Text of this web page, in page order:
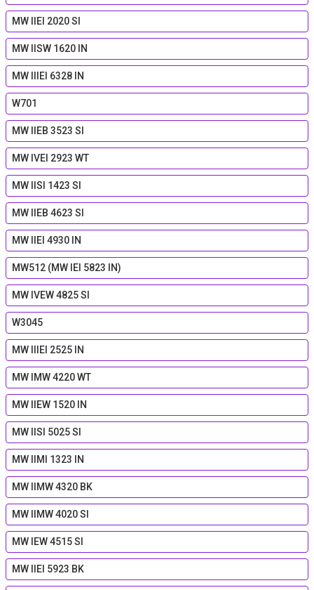
MW IIEI 2020 SI
MW IISW 1620 IN
MW IIIEI 6328 IN
W701
MW IIEB 3523 SI
MW IVEI 2923 WT
MW IISI 1423 SI
MW IIEB 4623 SI
MW IIEI 4930 IN
MW512 (MW IEI 5823 IN)
MW IVEW 4825 SI
W3045
MW IIIEI 2525 IN
MW IMW 4220 WT
MW IIEW 1520 IN
MW IISI 5025 SI
MW IIMI 1323 IN
MW IIMW 4320 BK
MW IIMW 4020 SI
MW IEW 4515 SI
MW IIEI 5923 BK